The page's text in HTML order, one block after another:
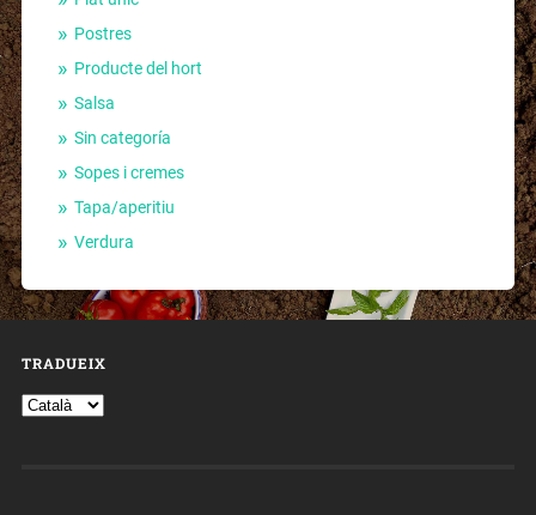
Postres
Producte del hort
Salsa
Sin categoría
Sopes i cremes
Tapa/aperitiu
Verdura
TRADUEIX